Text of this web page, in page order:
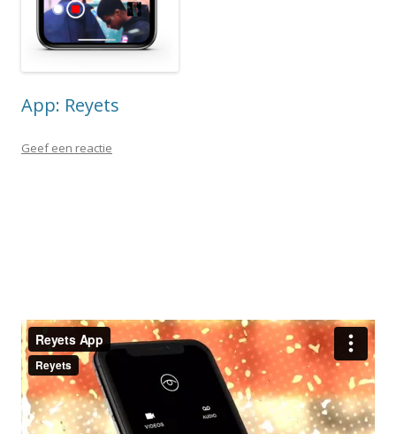
App: Reyets
Geef een reactie